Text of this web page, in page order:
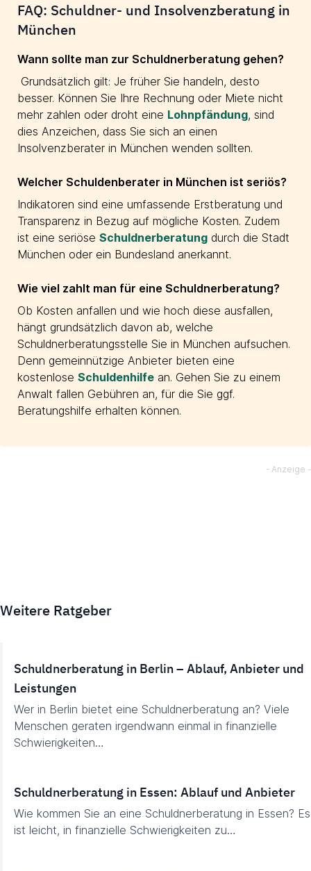
FAQ: Schuldner- und Insolvenzberatung in
München
Wann sollte man zur Schuldnerberatung gehen?
Grundsätzlich gilt: Je früher Sie handeln, desto
besser. Können Sie Ihre Rechnung oder Miete nicht
mehr zahlen oder droht eine Lohnpfändung, sind
dies Anzeichen, dass Sie sich an einen
Insolvenzberater in München wenden sollten.
Welcher Schuldenberater in München ist seriös?
Indikatoren sind eine umfassende Erstberatung und
Transparenz in Bezug auf mögliche Kosten. Zudem
ist eine seriöse Schuldnerberatung durch die Stadt
München oder ein Bundesland anerkannt.
Wie viel zahlt man für eine Schuldnerberatung?
Ob Kosten anfallen und wie hoch diese ausfallen,
hängt grundsätzlich davon ab, welche
Schuldnerberatungsstelle Sie in München aufsuchen.
Denn gemeinnützige Anbieter bieten eine
kostenlose Schuldenhilfe an. Gehen Sie zu einem
Anwalt fallen Gebühren an, für die Sie ggf.
Beratungshilfe erhalten können.
Weitere Ratgeber
Schuldnerberatung in Berlin – Ablauf, Anbieter und
Leistungen
Wer in Berlin bietet eine Schuldnerberatung an? Viele
Menschen geraten irgendwann einmal in finanzielle
Schwierigkeiten…
Schuldnerberatung in Essen: Ablauf und Anbieter
Wie kommen Sie an eine Schuldnerberatung in Essen? Es
ist leicht, in finanzielle Schwierigkeiten zu…